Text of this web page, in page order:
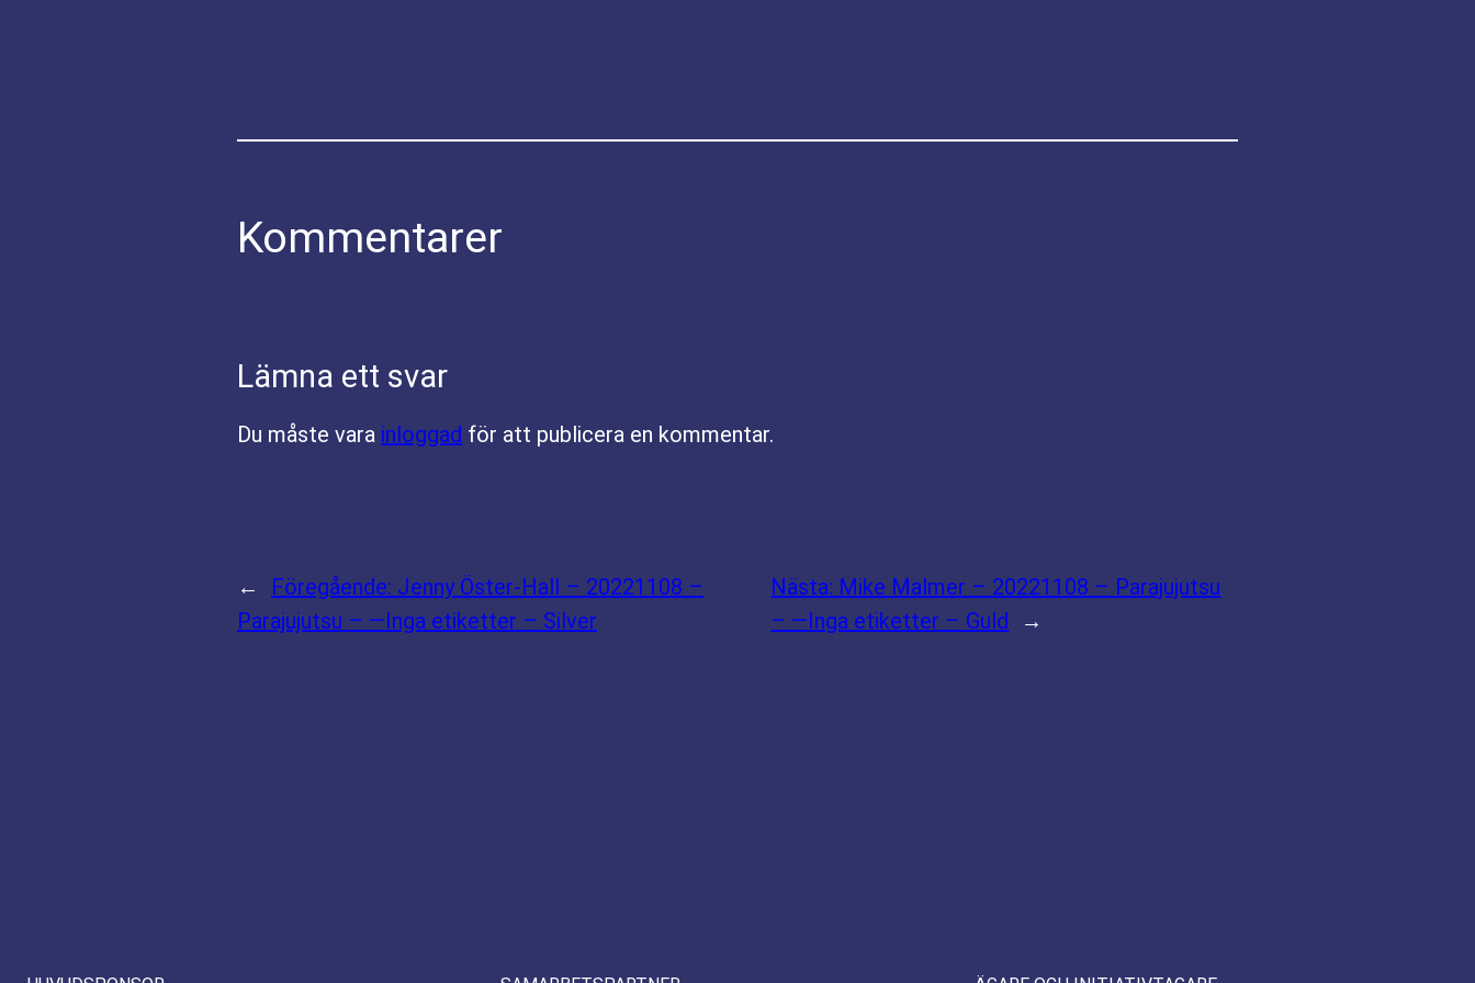
Kommentarer
Lämna ett svar
Du måste vara inloggad för att publicera en kommentar.
← Föregående: Jenny Öster-Hall – 20221108 –
Parajujutsu – —Inga etiketter – Silver
Nästa: Mike Malmer – 20221108 – Parajujutsu
– —Inga etiketter – Guld
→